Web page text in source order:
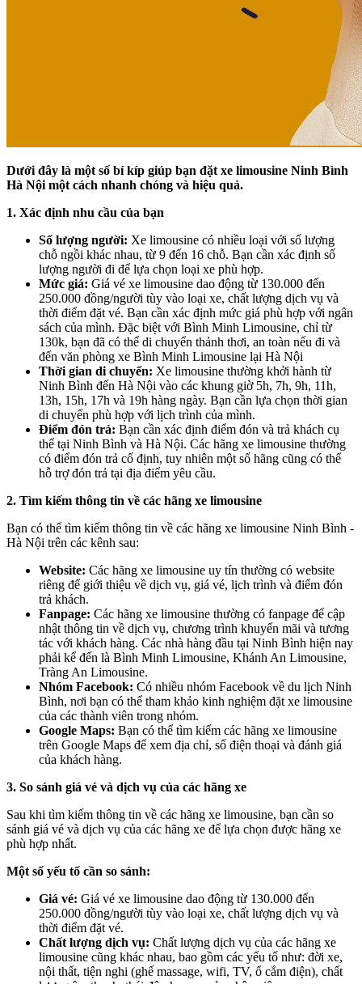
Dưới đây là một số bí kíp giúp bạn đặt xe limousine Ninh Bình
Hà Nội một cách nhanh chóng và hiệu quả.
1. Xác định nhu cầu của bạn
Số lượng người: Xe limousine có nhiều loại với số lượng
chỗ ngồi khác nhau, từ 9 đến 16 chỗ. Bạn cần xác định số
lượng người đi để lựa chọn loại xe phù hợp.
Mức giá: Giá vé xe limousine dao động từ 130.000 đến
250.000 đồng/người tùy vào loại xe, chất lượng dịch vụ và
thời điểm đặt vé. Bạn cần xác định mức giá phù hợp với ngân
sách của mình. Đặc biệt với Bình Minh Limousine, chỉ từ
130k, bạn đã có thể di chuyển thảnh thơi, an toàn nếu đi và
đến văn phòng xe Bình Minh Limousine lại Hà Nội
Thời gian di chuyển: Xe limousine thường khởi hành từ
Ninh Bình đến Hà Nội vào các khung giờ 5h, 7h, 9h, 11h,
13h, 15h, 17h và 19h hàng ngày. Bạn cần lựa chọn thời gian
di chuyển phù hợp với lịch trình của mình.
Điểm đón trả: Bạn cần xác định điểm đón và trả khách cụ
thể tại Ninh Bình và Hà Nội. Các hãng xe limousine thường
có điểm đón trả cố định, tuy nhiên một số hãng cũng có thể
hỗ trợ đón trả tại địa điểm yêu cầu.
2. Tìm kiếm thông tin về các hãng xe limousine
Bạn có thể tìm kiếm thông tin về các hãng xe limousine Ninh Bình -
Hà Nội trên các kênh sau:
Website: Các hãng xe limousine uy tín thường có website
riêng để giới thiệu về dịch vụ, giá vé, lịch trình và điểm đón
trả khách.
Fanpage: Các hãng xe limousine thường có fanpage để cập
nhật thông tin về dịch vụ, chương trình khuyến mãi và tương
tác với khách hàng. Các nhà hàng đầu tại Ninh Bình hiện nay
phải kể đến là Bình Minh Limousine, Khánh An Limousine,
Tràng An Limousine.
Nhóm Facebook: Có nhiều nhóm Facebook về du lịch Ninh
Bình, nơi bạn có thể tham khảo kinh nghiệm đặt xe limousine
của các thành viên trong nhóm.
Google Maps: Bạn có thể tìm kiếm các hãng xe limousine
trên Google Maps để xem địa chỉ, số điện thoại và đánh giá
của khách hàng.
3. So sánh giá vé và dịch vụ của các hãng xe
Sau khi tìm kiếm thông tin về các hãng xe limousine, bạn cần so
sánh giá vé và dịch vụ của các hãng xe để lựa chọn được hãng xe
phù hợp nhất.
Một số yếu tố cần so sánh:
Giá vé: Giá vé xe limousine dao động từ 130.000 đến
250.000 đồng/người tùy vào loại xe, chất lượng dịch vụ và
thời điểm đặt vé.
Chất lượng dịch vụ: Chất lượng dịch vụ của các hãng xe
limousine cũng khác nhau, bao gồm các yếu tố như: đời xe,
nội thất, tiện nghi (ghế massage, wifi, TV, ổ cắm điện), chất